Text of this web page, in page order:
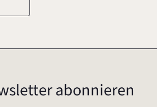
abonnieren